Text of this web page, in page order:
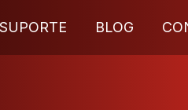
SUPORTE BLOG